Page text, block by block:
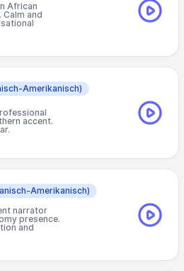
African
Calm and
Amerikanisch)
accent.
Amerikanisch)
narrator
presence.
and